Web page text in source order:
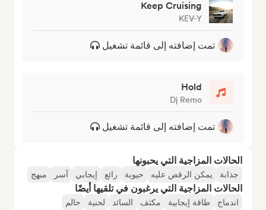
Keep Cruising
KEV-Y
تمت إضافته إلى قائمة تشغيل
Hold
Dj Remo
تمت إضافته إلى قائمة تشغيل
الحالات المزاجية التي يحبونها
جذابة يمكن الرقص عليه حيوية رائع إيجابي آسر مبهج
الحالات المزاجية التي يرغبون في تلقيها أيضًا
اندماج طاقة إيجابية مكثف السائد لحنية حالم